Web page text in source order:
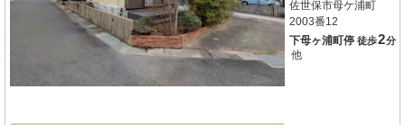
佐世保市母ケ浦町
2003番12
下母ヶ浦町停 徒歩2分
他